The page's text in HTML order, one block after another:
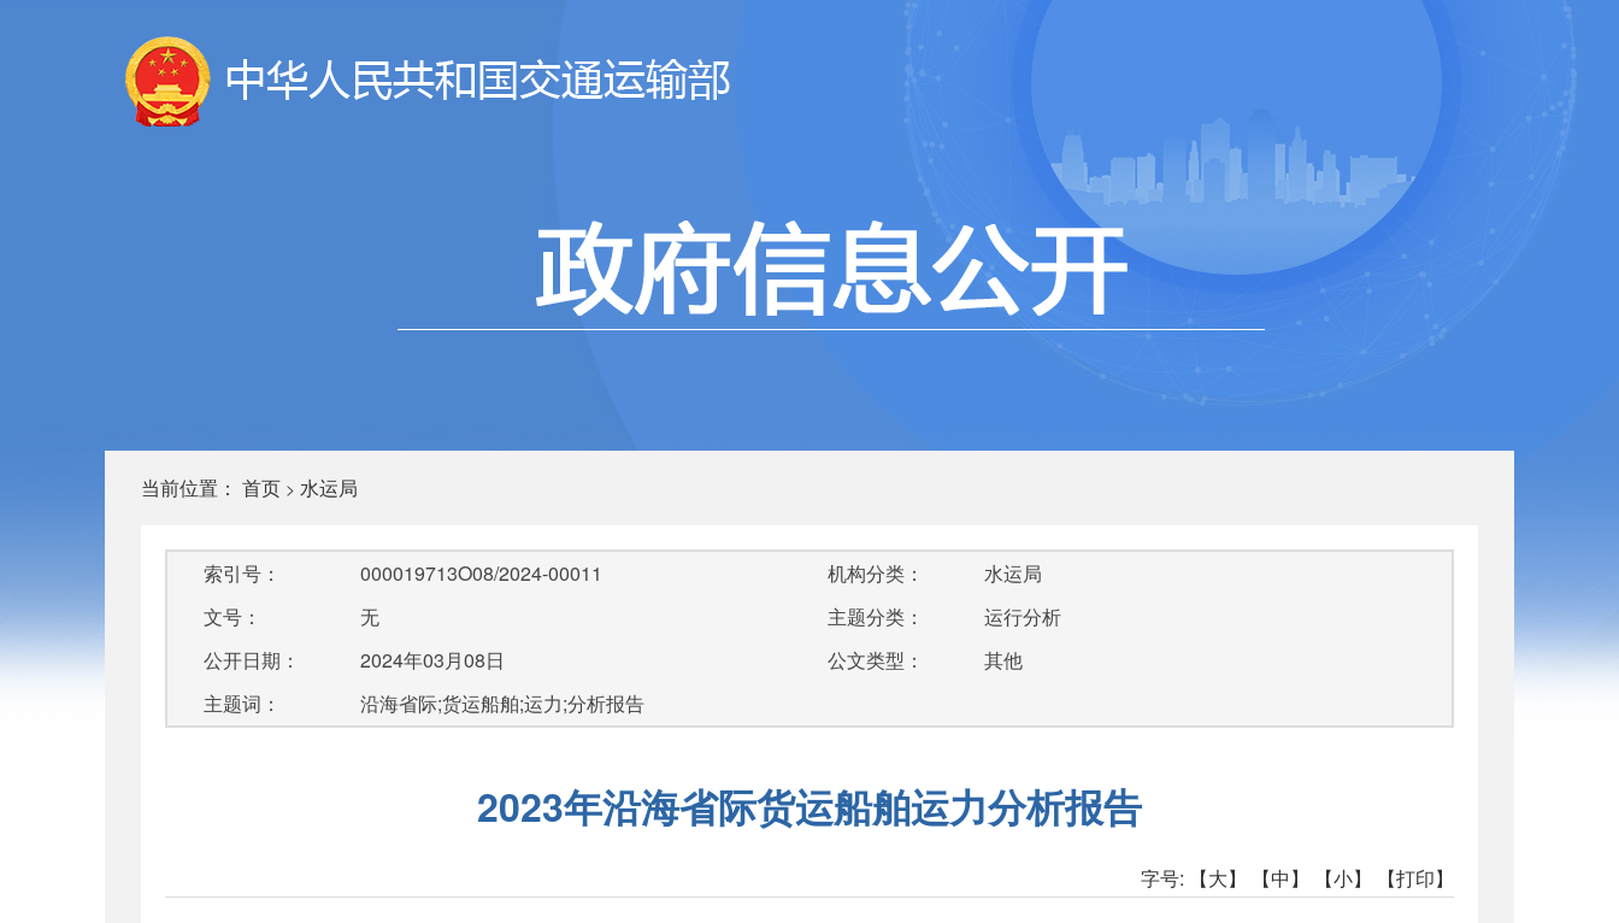
当前位置： 首页 > 水运局
索引号：
000019713O08/2024-00011
文号：
无
公开日期：
2024年03月08日
主题词：
沿海省际;货运船舶;运力;分析报告
机构分类：
水运局
主题分类：
运行分析
公文类型：
其他
2023年沿海省际货运船舶运力分析报告
字号: 【大】 【中】 【小】 【打印】